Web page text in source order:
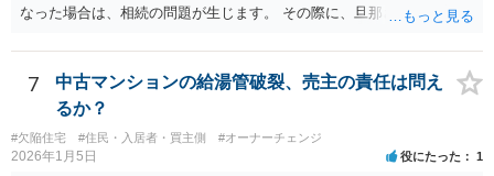
なった場合は、相続の問題が生じます。 その際に、旦那さんが損害賠
とにはなります。 また、建物は旦那さんも２分の１を相続したことに
なっていますが、 遺産分割未了のまま旦那さんが亡くなると、ご質問
者様がその２分の１の分を相続することになります。 借家に建ってい
る建物の相続問題が２０年以上未解決である理由が不明ではあります
が、 まずはその点をはっきりさせた方がよさそうですね。 ご質問に対
する回答は以上ですが、可能であれば、ご依頼になるかは別にして、
7
中古マンションの給湯管破裂、売主の責任は問え
るか？
#欠陥住宅 #住民・入居者・買主側 #オーナーチェンジ
2026年1月5日 役にたった 1